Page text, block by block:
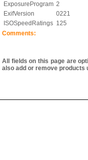
ExposureProgram 2
ExifVersion
0221
ISOSpeedRatings 125
Comments:
All fields on this page are
also add or remove products